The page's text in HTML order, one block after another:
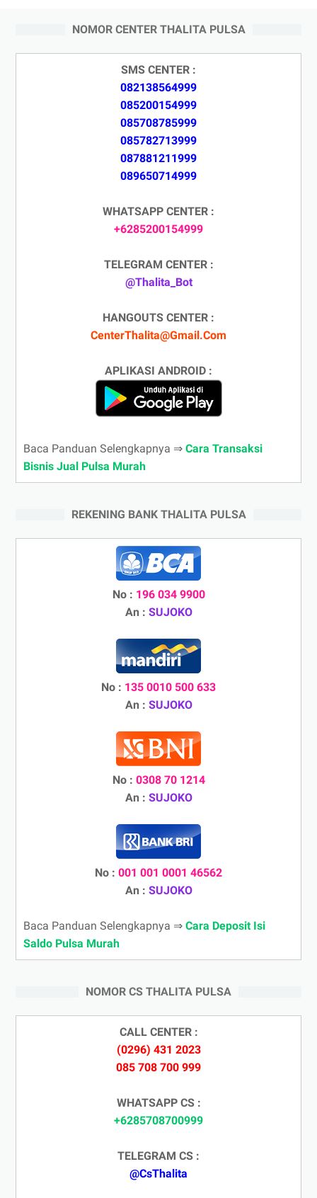
NOMOR CENTER THALITA PULSA
SMS CENTER :
082138564999
085200154999
085708785999
085782713999
087881211999
089650714999
WHATSAPP CENTER :
+6285200154999
TELEGRAM CENTER :
@Thalita_Bot
HANGOUTS CENTER :
CenterThalita@Gmail.Com
APLIKASI ANDROID :
Baca Panduan Selengkapnya ⇒ Cara Transaksi
Bisnis Jual Pulsa Murah
REKENING BANK THALITA PULSA
No : 196 034 9900
An : SUJOKO
No : 135 0010 500 633
An : SUJOKO
No : 0308 70 1214
An : SUJOKO
No : 001 001 0001 46562
An : SUJOKO
Baca Panduan Selengkapnya ⇒ Cara Deposit Isi
Saldo Pulsa Murah
NOMOR CS THALITA PULSA
CALL CENTER :
(0296) 431 2023
085 708 700 999
WHATSAPP CS :
+6285708700999
TELEGRAM CS :
@CsThalita